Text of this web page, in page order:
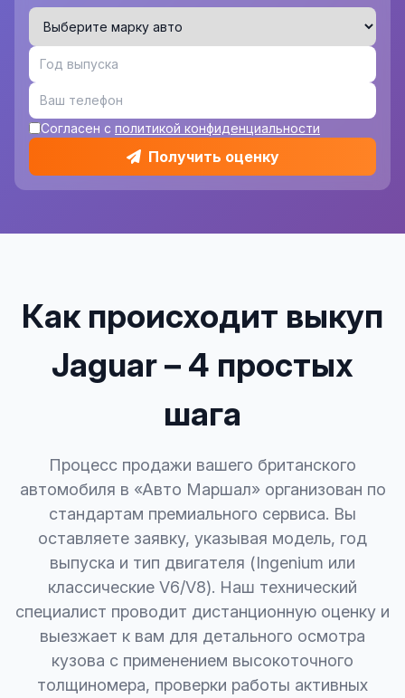
Согласен с политикой конфиденциальности
Получить оценку
Как происходит выкуп
Jaguar – 4 простых
шага
Процесс продажи вашего британского
автомобиля в «Авто Маршал» организован по
стандартам премиального сервиса. Вы
оставляете заявку, указывая модель, год
выпуска и тип двигателя (Ingenium или
классические V6/V8). Наш технический
специалист проводит дистанционную оценку и
выезжает к вам для детального осмотра
кузова с применением высокоточного
толщиномера, проверки работы активных